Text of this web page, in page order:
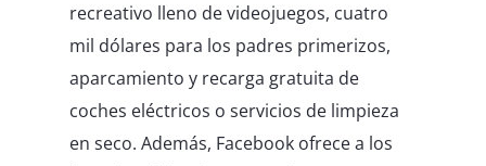
recreativo lleno de videojuegos, cuatro
mil dólares para los padres primerizos,
aparcamiento y recarga gratuita de
coches eléctricos o servicios de limpieza
en seco. Además, Facebook ofrece a los